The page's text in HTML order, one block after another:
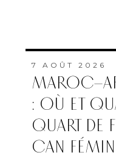
7 AOÛT 2026
: OÙ ET
QUART DE
CAN